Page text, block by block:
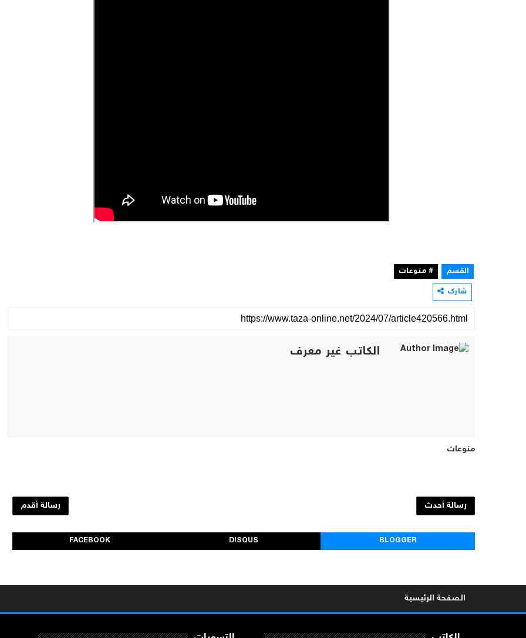
القسم
# منوعات
شارك
الكاتب غير معرف
منوعات
رسالة أحدث رسالة أقدم
BLOGGER
DISQUS
FACEBOOK
الصفحة الرئيسية